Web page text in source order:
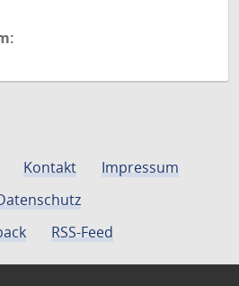
Kontakt
Impressum
RSS-Feed